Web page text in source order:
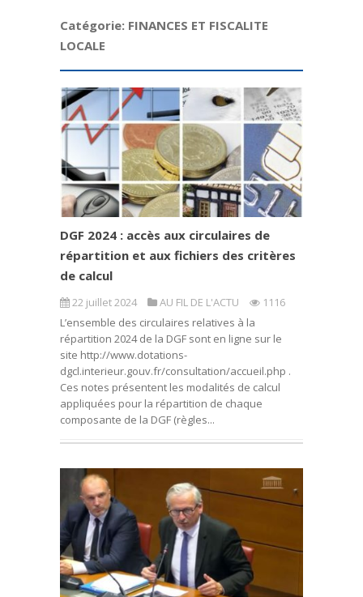
Catégorie: FINANCES ET FISCALITE
LOCALE
DGF 2024 : accès aux circulaires de
répartition et aux fichiers des critères
de calcul
22 juillet 2024 AU FIL DE L'ACTU
1116
L’ensemble des circulaires relatives à la
répartition 2024 de la DGF sont en ligne sur le
site http://www.dotations-
dgcl.interieur.gouv.fr/consultation/accueil.php .
Ces notes présentent les modalités de calcul
appliquées pour la répartition de chaque
composante de la DGF (règles...